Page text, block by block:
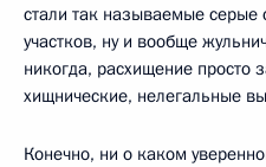
стали так называемые
участков, ну и вообще
никогда, расхищение просто
хищнические, нелегальные
Конечно, ни о каком